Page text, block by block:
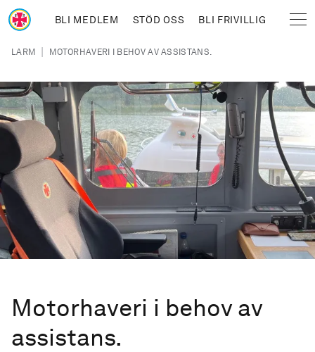
Hoppa till huvudinnehåll
BLI MEDLEM STÖD OSS BLI FRIVILLIG
Länkstig
LARM | MOTORHAVERI I BEHOV AV ASSISTANS.
Motorhaveri i behov av
assistans.